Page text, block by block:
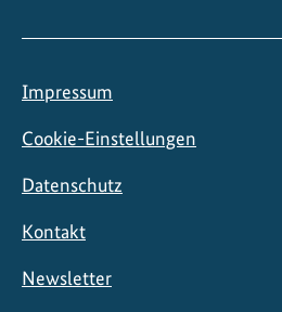
Impressum
Cookie-Einstellungen
Datenschutz
Kontakt
Newsletter